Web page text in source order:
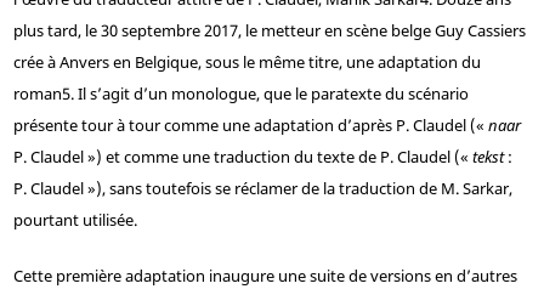
plus tard, le 30 septembre 2017, le metteur en scène belge Guy Cassiers
crée à Anvers en Belgique, sous le même titre, une adaptation du
roman5. Il s’agit d’un monologue, que le paratexte du scénario
présente tour à tour comme une adaptation d’après P. Claudel (« naar
P. Claudel ») et comme une traduction du texte de P. Claudel (« tekst:
P. Claudel »), sans toutefois se réclamer de la traduction de M. Sarkar,
pourtant utilisée.
Cette première adaptation inaugure une suite de versions en d’autres